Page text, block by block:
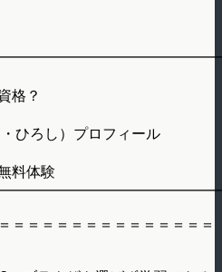
格？
ひろし）プロフィール
料体験
＝＝＝＝＝＝＝＝＝＝＝＝＝＝